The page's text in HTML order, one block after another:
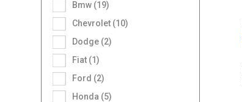
Bmw (19)
Chevrolet (10)
Dodge (2)
Fiat (1)
Ford (2)
Honda (5)